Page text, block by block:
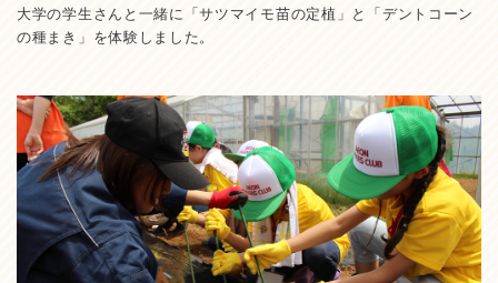
大学の学生さんと一緒に「サツマイモ苗の定植」と「デントコーン
の種まき」を体験しました。